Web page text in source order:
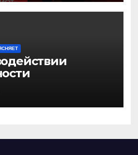
и
их прав